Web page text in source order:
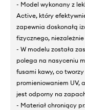
- Model wykonany z
Active, który
zapewnia doskonałą
fizycznego,
- W modelu została
polega na nasyceniu
fusami kawy, co
promieniowaniem UV,
jest odporny na
- Materiał chroniący